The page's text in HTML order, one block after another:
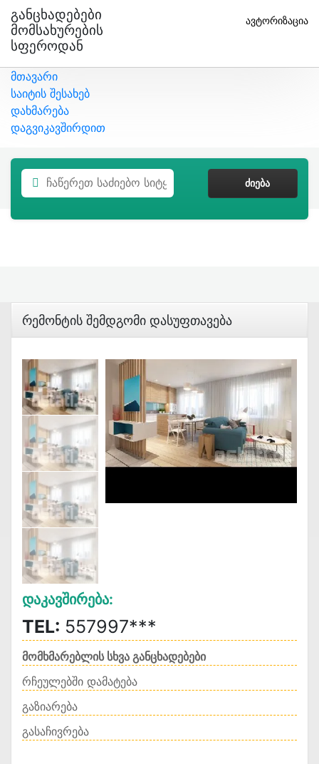
Განცხადებები
Მომსახურების
Სფეროდან
ავტორიზაცია
მთავარი
საიტის შესახებ
დახმარება
დაგვიკავშირდით
ᲫᲘᲔᲑᲐ
Რემონტის Შემდგომი Დასუფთავება
Დაკავშირება:
TEL: 557997***
მომხმარებლის სხვა განცხადებები
რჩეულებში დამატება
გაზიარება
გასაჩივრება